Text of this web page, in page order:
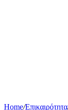
Home/Επικαιρότητα